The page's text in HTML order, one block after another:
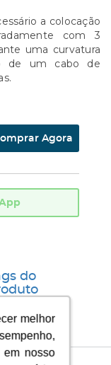
melhor
em nosso
melhor
em nosso
a colocação
com 3
uma curvatura
de um cabo de
Agora
do